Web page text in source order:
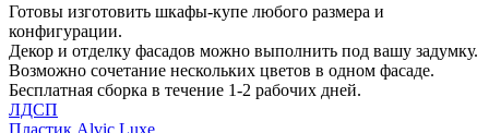
Готовы изготовить шкафы-купе любого размера и
конфигурации.
Декор и отделку фасадов можно выполнить под вашу задумку.
Возможно сочетание нескольких цветов в одном фасаде.
Бесплатная сборка в течение 1-2 рабочих дней.
ЛДСП
Пластик Alvic Luxe